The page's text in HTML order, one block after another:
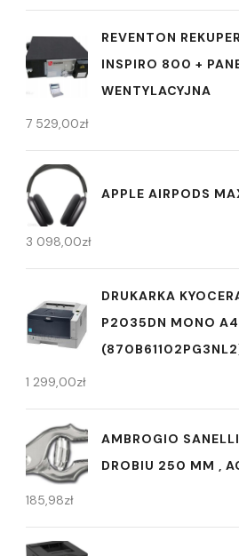
REVENTON
INSPIRO 800 +
WENTYLACYJNA
7 529,00zł
APPLE AIRPODS
3 098,00zł
DRUKARKA
P2035DN MONO A4
1 299,00zł
AMBROGIO
DROBIU 250 MM ,
185,98zł